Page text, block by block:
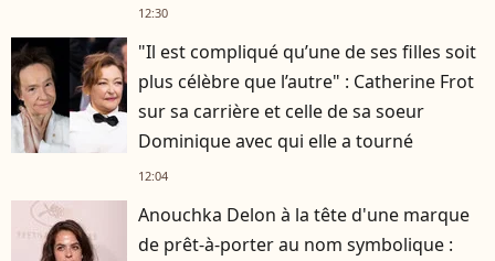
12:30
"Il est compliqué qu’une de ses filles soit
plus célèbre que l’autre" : Catherine Frot
sur sa carrière et celle de sa soeur
Dominique avec qui elle a tourné
12:04
Anouchka Delon à la tête d'une marque
de prêt-à-porter au nom symbolique :